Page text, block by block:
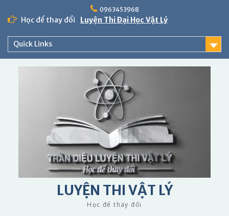
content
0963453968
Học để thay đổi Luyện Thi Đại Học Vật Lý
Quick Links
LUYỆN THI VẬT LÝ
Học để thay đổi